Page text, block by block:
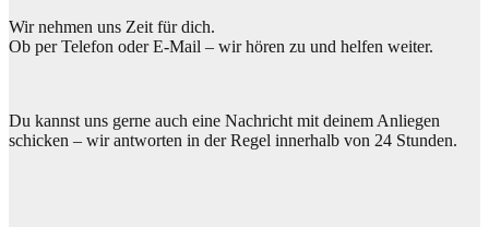
Wir nehmen uns Zeit für dich.
Ob per Telefon oder E-Mail – wir hören zu und helfen weiter.
Du kannst uns gerne auch eine Nachricht mit deinem Anliegen
schicken – wir antworten in der Regel innerhalb von 24 Stunden.